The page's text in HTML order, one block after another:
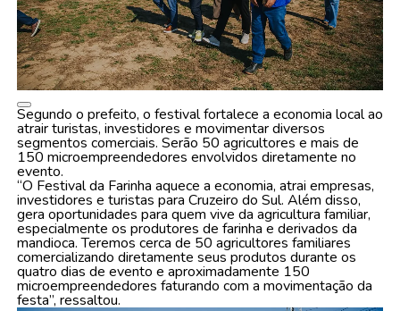
Segundo o prefeito, o festival fortalece a economia local ao
atrair turistas, investidores e movimentar diversos
segmentos comerciais. Serão 50 agricultores e mais de
150 microempreendedores envolvidos diretamente no
evento.
“O Festival da Farinha aquece a economia, atrai empresas,
investidores e turistas para Cruzeiro do Sul. Além disso,
gera oportunidades para quem vive da agricultura familiar,
especialmente os produtores de farinha e derivados da
mandioca. Teremos cerca de 50 agricultores familiares
comercializando diretamente seus produtos durante os
quatro dias de evento e aproximadamente 150
microempreendedores faturando com a movimentação da
festa”, ressaltou.